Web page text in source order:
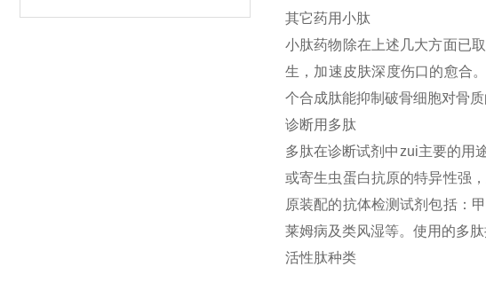
其它药用小肽
小肽药物除在上述几大方面已
生，加速皮肤深度伤口的愈合
个合成肽能抑制破骨细胞对骨质
诊断用多肽
多肽在诊断试剂中zui主要的用
或寄生虫蛋白抗原的特异性强
原装配的抗体检测试剂包括：
莱姆病及类风湿等。使用的多
活性肽种类